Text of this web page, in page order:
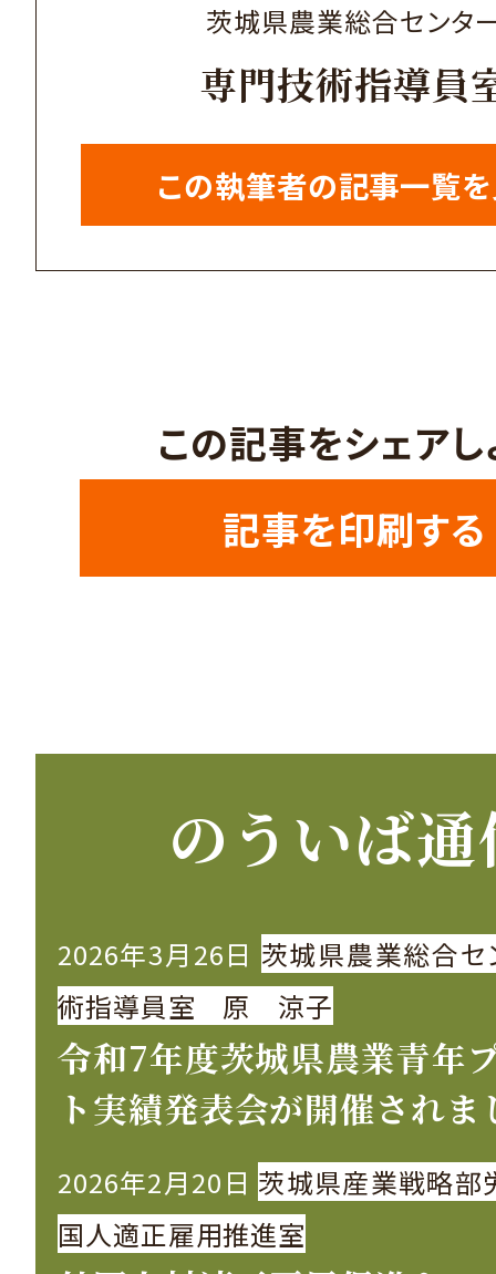
茨城県農業総合センタ
専門技術指導員
この執筆者の記事一覧
この記事をシェアし
記事を印刷する
のういば
2026年3月26日 茨城県農業総合セ
術指導員室 原 涼子
令和7年度茨城県農業青年
ト実績発表会が開催されま
2026年2月20日 茨城県産業戦略部
国人適正雇用推進室